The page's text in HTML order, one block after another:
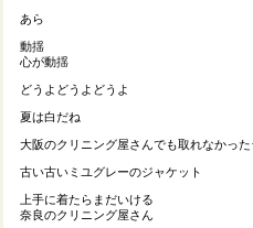
あら
動揺
心が動揺
どうよどうよどうよ
夏は白だね
大阪のクリニング屋さんでも取れなかっ
古い古いミユグレーのジャケット
上手に着たらまだいける
奈良のクリニング屋さん